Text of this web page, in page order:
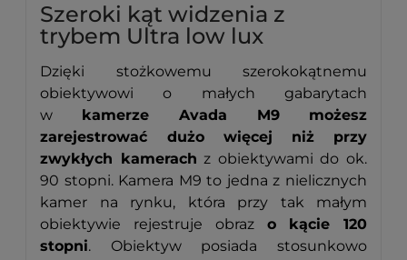
Szeroki kąt widzenia z
trybem Ultra low lux
Dzięki stożkowemu szerokokątnemu
obiektywowi o małych gabarytach
w
kamerze Avada M9
możesz
zarejestrować dużo więcej
niż przy
zwykłych kamerach z obiektywami do ok.
90 stopni. Kamera M9 to jedna z nielicznych
kamer na rynku, która przy tak małym
obiektywie rejestruje obraz o
kącie 120
stopni. Obiektyw posiada stosunkowo